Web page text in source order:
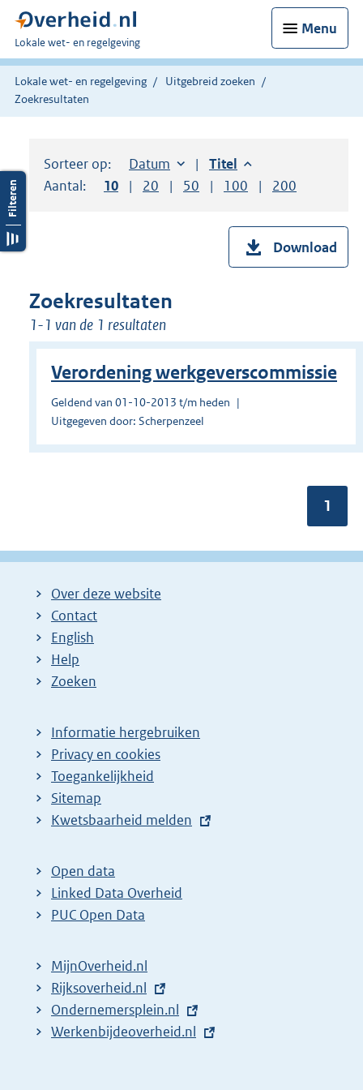
Menu
U
bent
hier:
Lokale wet- en regelgeving
Lokale wet- en regelgeving
Uitgebreid zoeken
Zoekresultaten
Sorteer op: Sorteer op:
Datum aflopendSorteer op:
Titel aflopend
Aantal:
Toon
10 resultaten per pagina
Toon
20 resultaten per pagina
Toon
50 resultaten per pagina
Toon
100 resultaten per
Toon
200
Download
Zoekresultaten
1-1 van de 1 resultaten
Verordening werkgeverscommissie
Geldend van 01-10-2013 t/m heden
Uitgegeven door: Scherpenzeel
1
Over deze website
Contact
English
Help
Zoeken
Informatie hergebruiken
Privacy en cookies
Toegankelijkheid
Sitemap
E
t
e
r
l
i
n
k
Kwetsbaarheid melden
Open data
Linked Data Overheid
PUC Open Data
MijnOverheid.nl
E
x
t
Rijksoverheid.nl
E
x
Ondernemersplein.nl
E
Werkenbijdeoverheid.nl